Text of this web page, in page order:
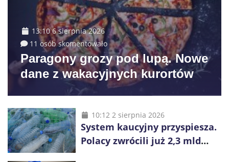
13:10 6 sierpnia 2026
11 osób skomentowało
Paragony grozy pod lupą. Nowe
dane z wakacyjnych kurortów
10:12 2 sierpnia 2026
System kaucyjny przyspiesza.
Polacy zwrócili już 2,3 mld